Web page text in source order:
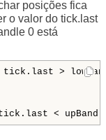
posições fica
o valor do tick.last
0 está
tick.last >
< upBand[